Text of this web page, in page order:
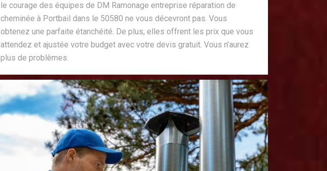
le courage des équipes de DM Ramonage entreprise réparation de
cheminée à Portbail dans le 50580 ne vous décevront pas. Vous
obtenez une parfaite étanchéité. De plus, elles offrent les prix que vous
attendez et ajustée votre budget avec votre devis gratuit. Vous n’aurez
plus de problèmes.